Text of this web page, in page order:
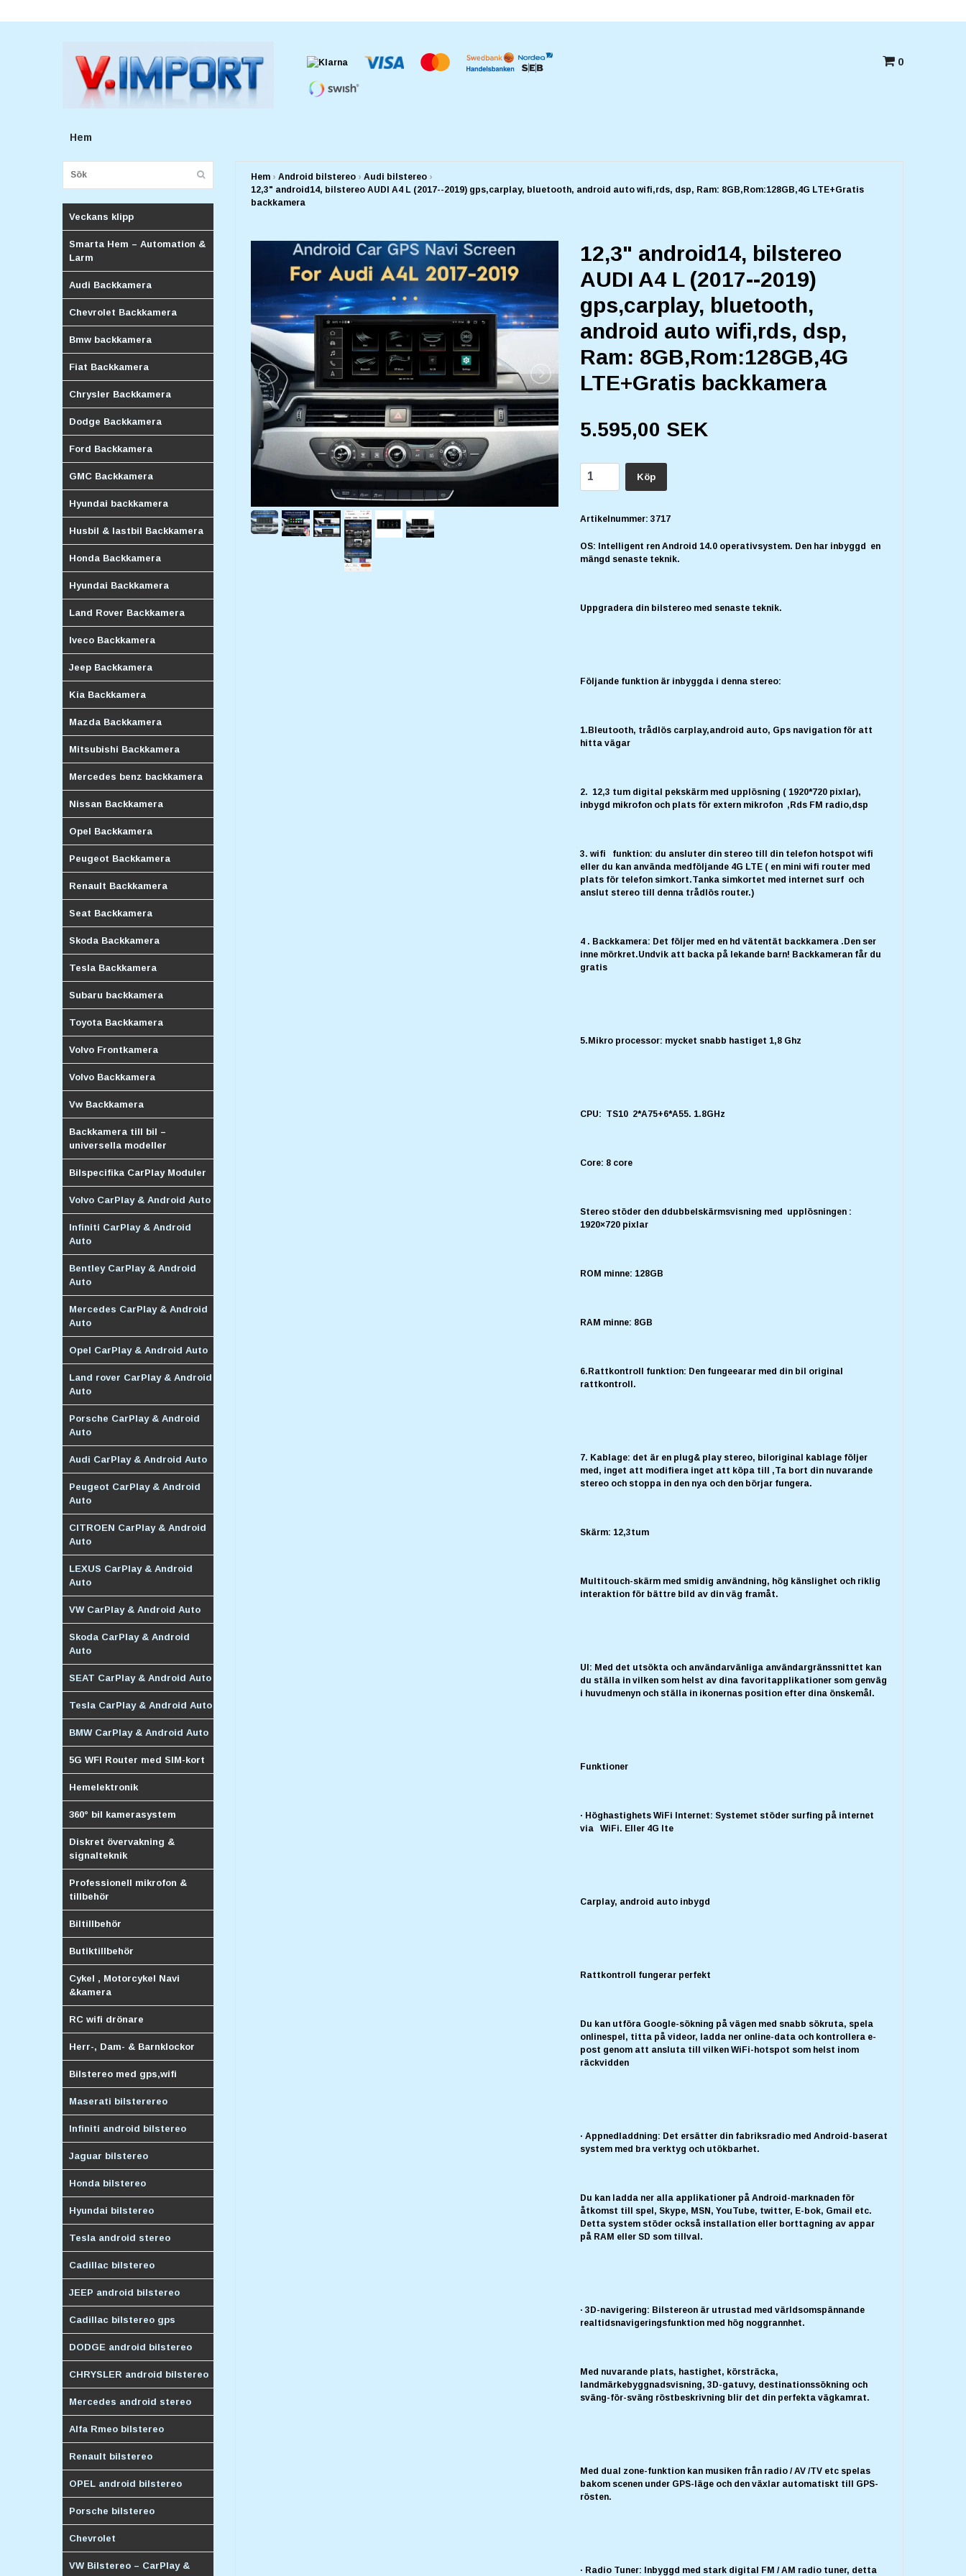
0
Hem
Veckans klipp
Smarta Hem – Automation &
Larm
Audi Backkamera
Chevrolet Backkamera
Bmw backkamera
Fiat Backkamera
Chrysler Backkamera
Dodge Backkamera
Ford Backkamera
GMC Backkamera
Hyundai backkamera
Husbil & lastbil Backkamera
Honda Backkamera
Hyundai Backkamera
Land Rover Backkamera
Iveco Backkamera
Jeep Backkamera
Kia Backkamera
Mazda Backkamera
Mitsubishi Backkamera
Mercedes benz backkamera
Nissan Backkamera
Opel Backkamera
Peugeot Backkamera
Renault Backkamera
Seat Backkamera
Skoda Backkamera
Tesla Backkamera
Subaru backkamera
Toyota Backkamera
Volvo Frontkamera
Volvo Backkamera
Vw Backkamera
Backkamera till bil –
universella modeller
Bilspecifika CarPlay Moduler
Volvo CarPlay & Android Auto
Infiniti CarPlay & Android
Auto
Bentley CarPlay & Android
Auto
Mercedes CarPlay & Android
Auto
Opel CarPlay & Android Auto
Land rover CarPlay & Android
Auto
Porsche CarPlay & Android
Auto
Audi CarPlay & Android Auto
Peugeot CarPlay & Android
Auto
CITROEN CarPlay & Android
Auto
LEXUS CarPlay & Android
Auto
VW CarPlay & Android Auto
Skoda CarPlay & Android
Auto
SEAT CarPlay & Android Auto
Tesla CarPlay & Android Auto
BMW CarPlay & Android Auto
5G WFI Router med SIM-kort
Hemelektronik
360° bil kamerasystem
Diskret övervakning &
signalteknik
Professionell mikrofon &
tillbehör
Biltillbehör
Butiktillbehör
Cykel , Motorcykel Navi
&kamera
RC wifi drönare
Herr-, Dam- & Barnklockor
Bilstereo med gps,wifi
Maserati bilsterereo
Infiniti android bilstereo
Jaguar bilstereo
Honda bilstereo
Hyundai bilstereo
Tesla android stereo
Cadillac bilstereo
JEEP android bilstereo
Cadillac bilstereo gps
DODGE android bilstereo
CHRYSLER android bilstereo
Mercedes android stereo
Alfa Rmeo bilstereo
Renault bilstereo
OPEL android bilstereo
Porsche bilstereo
Chevrolet
VW Bilstereo – CarPlay &
Hem › Android bilstereo › Audi bilstereo ›
12,3" android14, bilstereo AUDI A4 L (2017--2019) gps,carplay, bluetooth, android auto wifi,rds, dsp, Ram: 8GB,Rom:128GB,4G LTE+Gratis
backkamera
12,3" android14, bilstereo
AUDI A4 L (2017--2019)
gps,carplay, bluetooth,
android auto wifi,rds, dsp,
Ram: 8GB,Rom:128GB,4G
LTE+Gratis backkamera
5.595,00 SEK
Köp
Artikelnummer: 3717
OS: Intelligent ren Android 14.0 operativsystem. Den har inbyggd en
mängd senaste teknik.
Uppgradera din bilstereo med senaste teknik.
Följande funktion är inbyggda i denna stereo:
1.Bleutooth, trådlös carplay,android auto, Gps navigation för att
hitta vägar
2. 12,3 tum digital pekskärm med upplösning ( 1920*720 pixlar),
inbygd mikrofon och plats för extern mikrofon ,Rds FM radio,dsp
3. wifi funktion: du ansluter din stereo till din telefon hotspot wifi
eller du kan använda medföljande 4G LTE ( en mini wifi router med
plats för telefon simkort.Tanka simkortet med internet surf och
anslut stereo till denna trådlös router.)
4 . Backkamera: Det följer med en hd vätentät backkamera .Den ser
inne mörkret.Undvik att backa på lekande barn! Backkameran får du
gratis
5.Mikro processor: mycket snabb hastiget 1,8 Ghz
CPU: TS10 2*A75+6*A55. 1.8GHz
Core: 8 core
Stereo stöder den ddubbelskärmsvisning med upplösningen :
1920×720 pixlar
ROM minne: 128GB
RAM minne: 8GB
6.Rattkontroll funktion: Den fungeearar med din bil original
rattkontroll.
7. Kablage: det är en plug& play stereo, biloriginal kablage följer
med, inget att modifiera inget att köpa till ,Ta bort din nuvarande
stereo och stoppa in den nya och den börjar fungera.
Skärm: 12,3tum
Multitouch-skärm med smidig användning, hög känslighet och riklig
interaktion för bättre bild av din väg framåt.
UI: Med det utsökta och användarvänliga användargränssnittet kan
du ställa in vilken som helst av dina favoritapplikationer som genväg
i huvudmenyn och ställa in ikonernas position efter dina önskemål.
Funktioner
· Höghastighets WiFi Internet: Systemet stöder surfing på internet
via WiFi. Eller 4G lte
Carplay, android auto inbygd
Rattkontroll fungerar perfekt
Du kan utföra Google-sökning på vägen med snabb sökruta, spela
onlinespel, titta på videor, ladda ner online-data och kontrollera e-
post genom att ansluta till vilken WiFi-hotspot som helst inom
räckvidden
· Appnedladdning: Det ersätter din fabriksradio med Android-baserat
system med bra verktyg och utökbarhet.
Du kan ladda ner alla applikationer på Android-marknaden för
åtkomst till spel, Skype, MSN, YouTube, twitter, E-bok, Gmail etc.
Detta system stöder också installation eller borttagning av appar
på RAM eller SD som tillval.
· 3D-navigering: Bilstereon är utrustad med världsomspännande
realtidsnavigeringsfunktion med hög noggrannhet.
Med nuvarande plats, hastighet, körsträcka,
landmärkebyggnadsvisning, 3D-gatuvy, destinationssökning och
sväng-för-sväng röstbeskrivning blir det din perfekta vägkamrat.
Med dual zone-funktion kan musiken från radio / AV /TV etc spelas
bakom scenen under GPS-läge och den växlar automatiskt till GPS-
rösten.
· Radio Tuner: Inbyggd med stark digital FM / AM radio tuner, detta